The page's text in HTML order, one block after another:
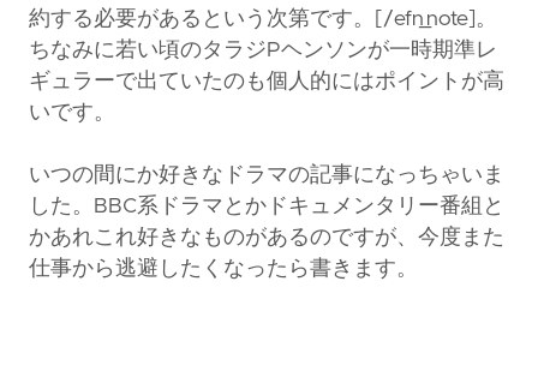
約する必要があるという次第です。[/efn_note]。
ちなみに若い頃のタラジPヘンソンが一時期準レ
ギュラーで出ていたのも個人的にはポイントが高
いです。
いつの間にか好きなドラマの記事になっちゃいま
した。BBC系ドラマとかドキュメンタリー番組と
かあれこれ好きなものがあるのですが、今度また
仕事から逃避したくなったら書きます。